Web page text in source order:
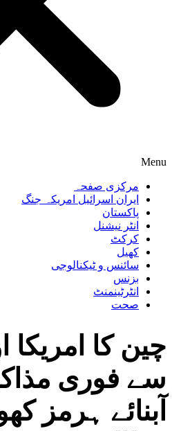
Menu
مرکزی صفحہ
ایران اسرائیل امریکہ جنگ
پاکستان
انٹر نیشنل
کرکٹ
کھیل
سائنس و ٹیکنالوجی
بزنس
انٹرٹینمنٹ
صحت
چین کا امریکا
سے فوری
آبنائے ہرمز